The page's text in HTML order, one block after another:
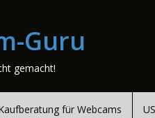
Guru
gemacht!
für Webcams